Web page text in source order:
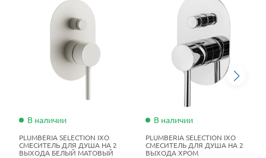
В наличии
PLUMBERIA SELECTION IXO
СМЕСИТЕЛЬ ДЛЯ ДУША НА 2
ВЫХОДА БЕЛЫЙ МАТОВЫЙ
В наличии
PLUMBERIA SELECTION IXO
СМЕСИТЕЛЬ ДЛЯ ДУША НА 2
ВЫХОДА ХРОМ